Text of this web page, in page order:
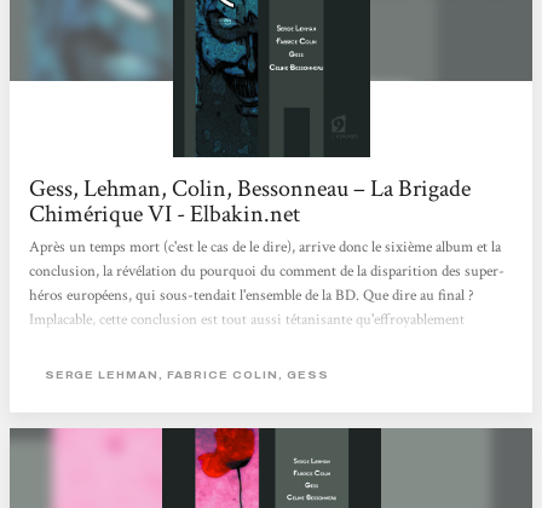
Gess, Lehman, Colin, Bessonneau – La Brigade
Chimérique VI - Elbakin.net
Après un temps mort (c'est le cas de le dire), arrive donc le sixième album et la
conclusion, la révélation du pourquoi du comment de la disparition des super-
héros européens, qui sous-tendait l'ensemble de la BD. Que dire au final ?
Implacable, cette conclusion est tout aussi tétanisante qu'effroyablement
de cet univers. Oubliés les clins d'oeil (Francis Drake), l'épilogue de la Brigade
qu'une promesse à respecter coûte que coûte, alors...
SERGE LEHMAN, FABRICE COLIN, GESS